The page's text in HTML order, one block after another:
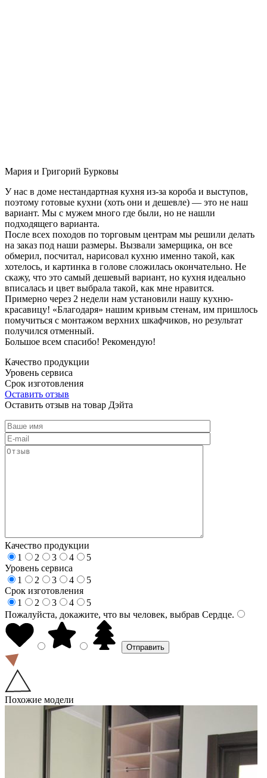
Мария и Григорий Бурковы
У нас в доме нестандартная кухня из-за короба и выступов,
поэтому готовые кухни (хоть они и дешевле) — это не наш
вариант. Мы с мужем много где были, но не нашли
подходящего варианта.
После всех походов по торговым центрам мы решили делать
на заказ под наши размеры. Вызвали замерщика, он все
обмерил, посчитал, нарисовал кухню именно такой, как
хотелось, и картинка в голове сложилась окончательно. Не
скажу, что это самый дешевый вариант, но кухня идеально
вписалась и цвет выбрала такой, как мне нравится.
Примерно через 2 недели нам установили нашу кухню-
красавицу! «Благодаря» нашим кривым стенам, им пришлось
помучиться с монтажом верхних шкафчиков, но результат
получился отменный.
Большое всем спасибо! Рекомендую!
Качество продукции
Уровень сервиса
Срок изготовления
Оставить отзыв
Оставить отзыв на товар Дэйта
Качество продукции
1
2 3 4
5
Уровень сервиса
1
2 3 4
5
Срок изготовления
1
2 3 4
5
Пожалуйста, докажите, что вы человек, выбрав Сердце.
Похожие модели